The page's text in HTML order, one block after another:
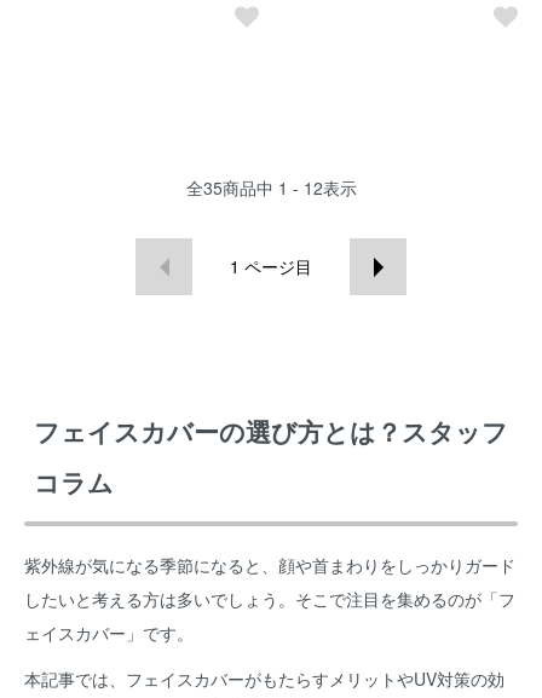
全35商品中 1 - 12表示
1 ページ目
フェイスカバーの選び方とは？スタッフ
コラム
紫外線が気になる季節になると、顔や首まわりをしっかりガード
したいと考える方は多いでしょう。そこで注目を集めるのが「フ
ェイスカバー」です。
本記事では、フェイスカバーがもたらすメリットやUV対策の効